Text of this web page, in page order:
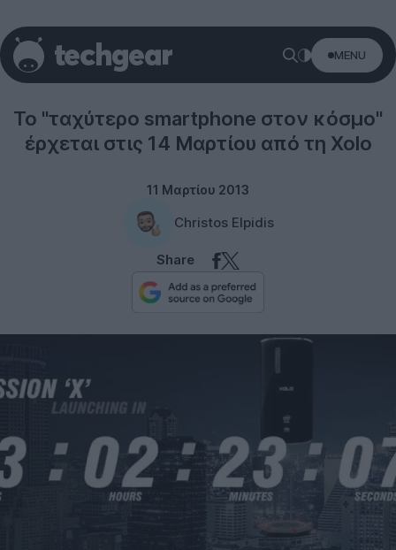
MENU
Smartphones
Το "ταχύτερο smartphone στον κόσμο"
έρχεται στις 14 Μαρτίου από τη Xolo
11 Μαρτίου 2013
Christos Elpidis
Share